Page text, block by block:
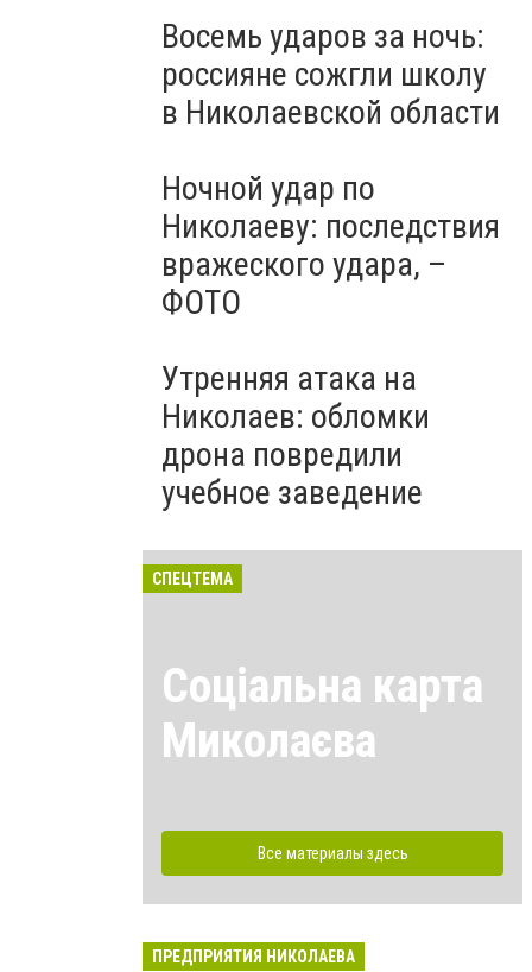
Восемь ударов за ночь:
россияне сожгли школу
в Николаевской области
Ночной удар по
Николаеву: последствия
вражеского удара, –
ФОТО
Утренняя атака на
Николаев: обломки
дрона повредили
учебное заведение
СПЕЦТЕМА
Соціальна карта
Миколаєва
Все материалы здесь
ПРЕДПРИЯТИЯ НИКОЛАЕВА